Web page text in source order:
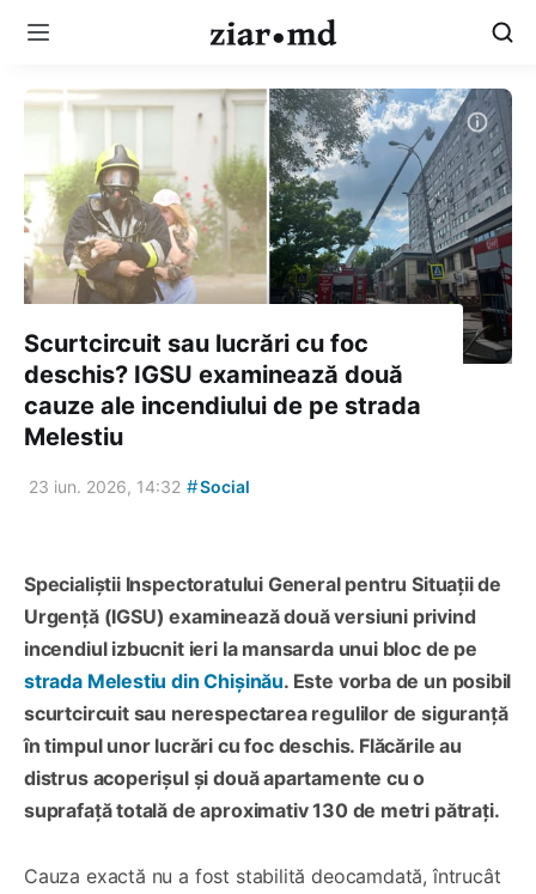
Scurtcircuit sau lucrări cu foc
deschis? IGSU examinează două
cauze ale incendiului de pe strada
Melestiu
23 iun. 2026, 14:32 #Social
Specialiștii Inspectoratului General pentru Situații de
Urgență (IGSU) examinează două versiuni privind
incendiul izbucnit ieri la mansarda unui bloc de pe
strada Melestiu din Chișinău. Este vorba de un posibil
scurtcircuit sau nerespectarea regulilor de siguranță
în timpul unor lucrări cu foc deschis. Flăcările au
distrus acoperișul și două apartamente cu o
suprafață totală de aproximativ 130 de metri pătrați.
Cauza exactă nu a fost stabilită deocamdată, întrucât